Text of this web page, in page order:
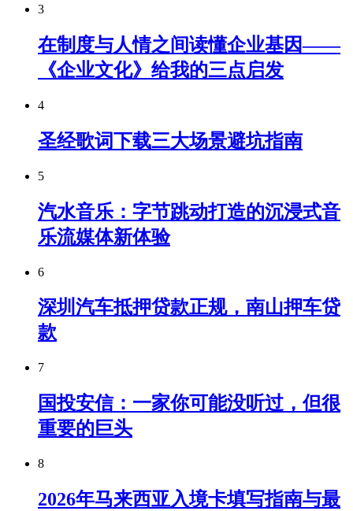
3
在制度与人情之间读懂企业基因——
《企业文化》给我的三点启发
4
圣经歌词下载三大场景避坑指南
5
汽水音乐：字节跳动打造的沉浸式音
乐流媒体新体验
6
深圳汽车抵押贷款正规，南山押车贷
款
7
国投安信：一家你可能没听过，但很
重要的巨头
8
2026年马来西亚入境卡填写指南与最